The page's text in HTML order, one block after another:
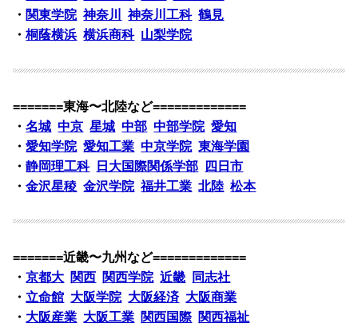
・ 関東学院 神奈川 神奈川工科 鶴見
・桐蔭横浜 横浜商科 山梨学院
=======東海〜北陸など=============
・名城 中京 星城 中部 中部学院 愛知
・愛知学院 愛知工業 中京学院 東海学園
・静岡理工科 日大国際関係学部
四日市
・金沢星稜 金沢学院 福井工業 北陸 松本
=======近畿〜九州など=============
・京都大 関西 関西学院 近畿
同志社
・ 立命館 大阪学院 大阪経済 大阪商業
・ 大阪産業 大阪工業 関西国際 関西福祉